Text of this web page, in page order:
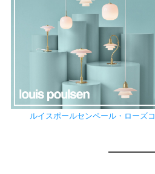
ルイスポールセンペール・ローズ